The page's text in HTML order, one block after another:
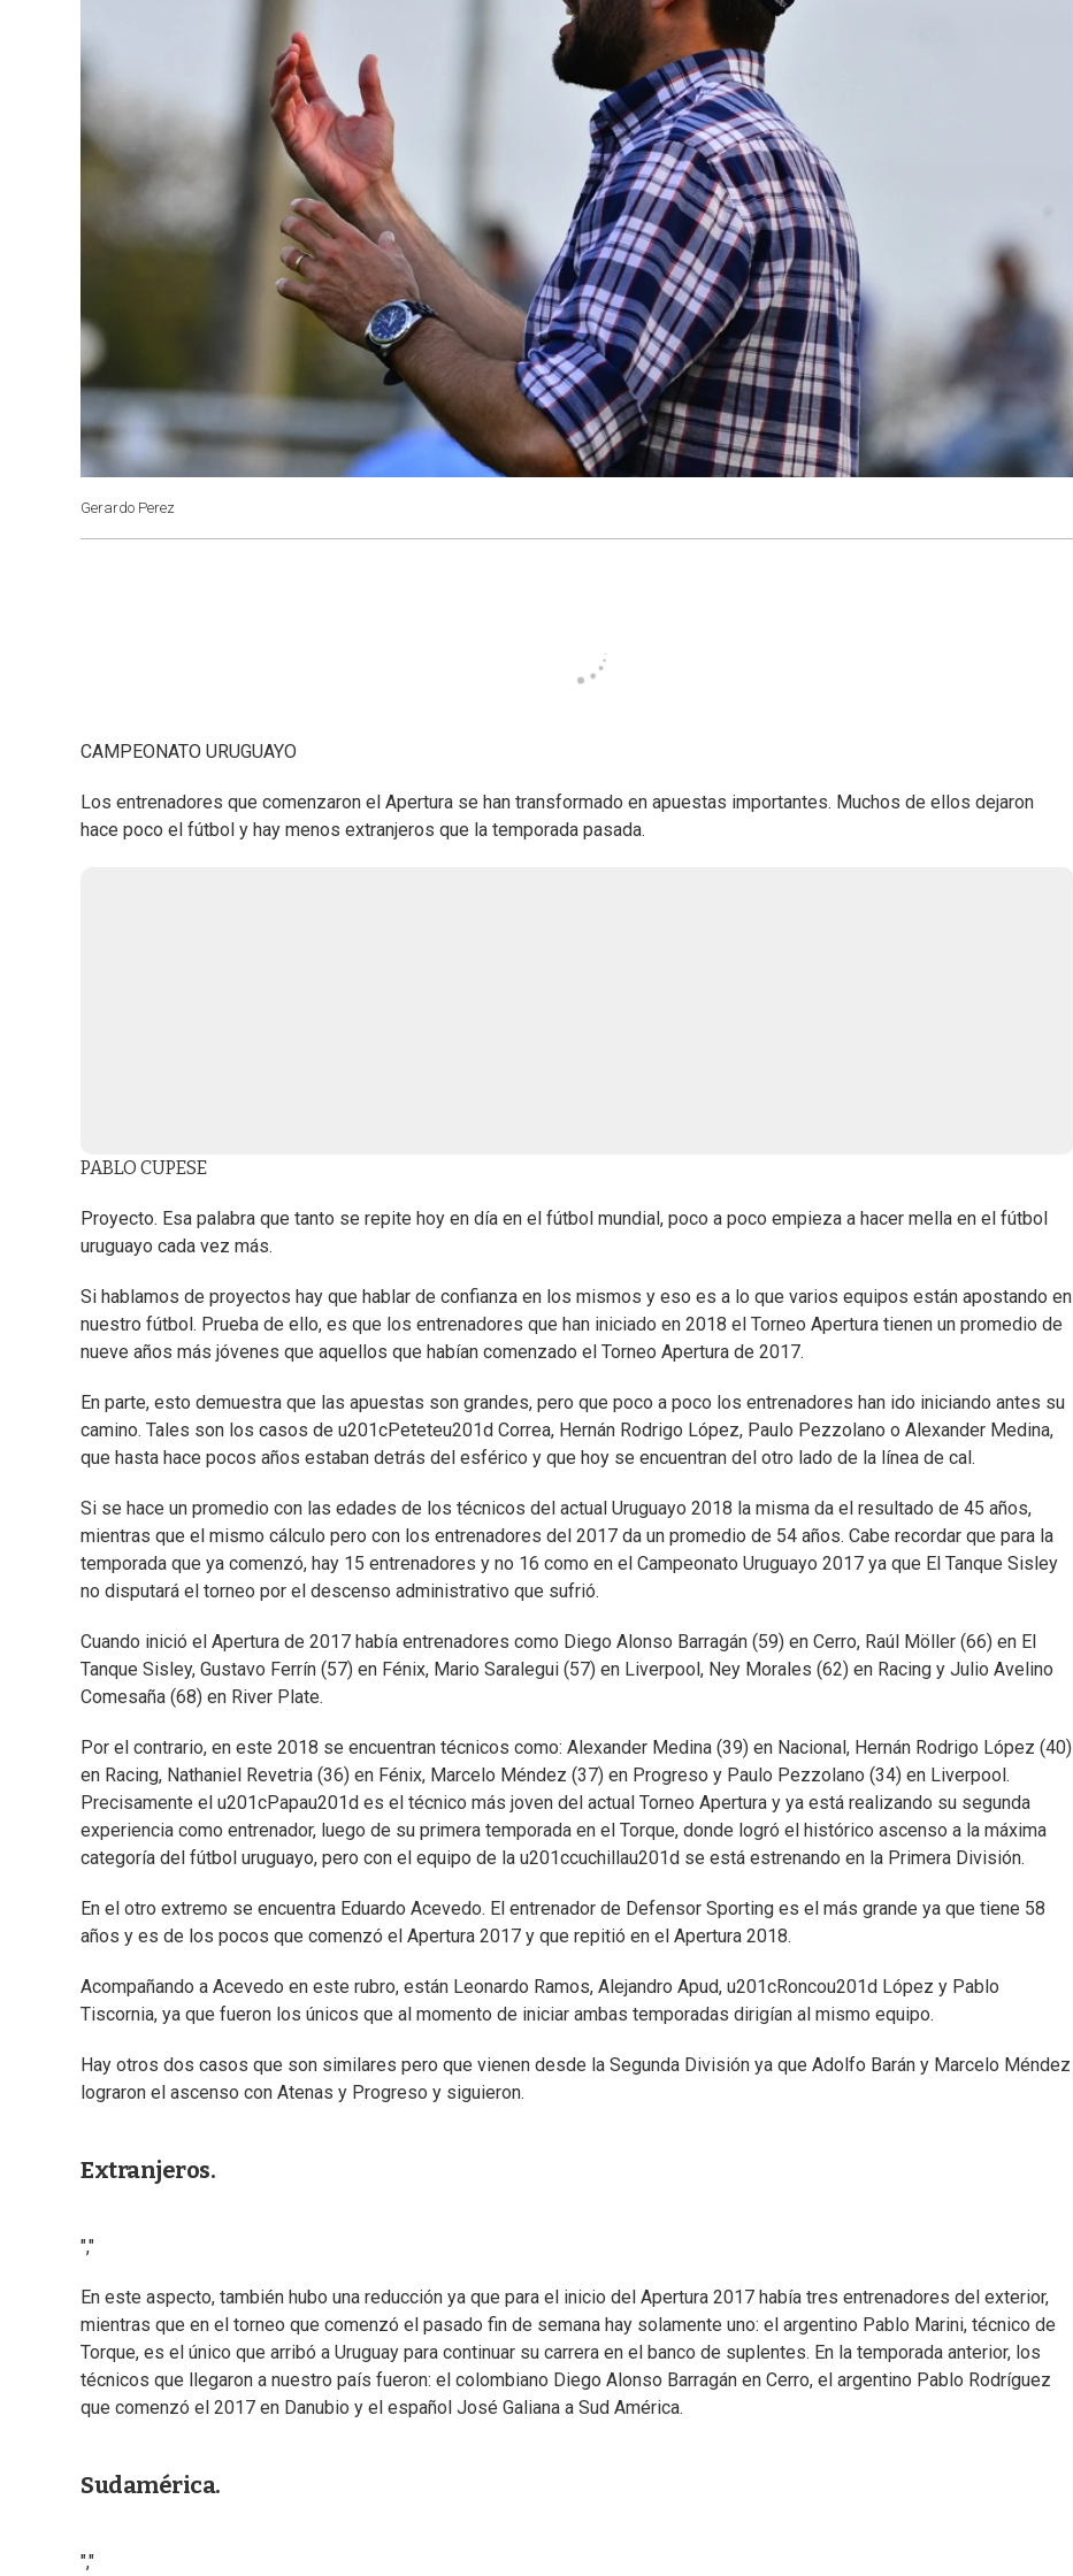
Gerardo Perez
CAMPEONATO URUGUAYO
Los entrenadores que comenzaron el Apertura se han transformado en apuestas importantes. Muchos de ellos dejaron
hace poco el fútbol y hay menos extranjeros que la temporada pasada.
PABLO CUPESE
Proyecto. Esa palabra que tanto se repite hoy en día en el fútbol mundial, poco a poco empieza a hacer mella en el fútbol
uruguayo cada vez más.
Si hablamos de proyectos hay que hablar de confianza en los mismos y eso es a lo que varios equipos están apostando en
nuestro fútbol. Prueba de ello, es que los entrenadores que han iniciado en 2018 el Torneo Apertura tienen un promedio de
nueve años más jóvenes que aquellos que habían comenzado el Torneo Apertura de 2017.
En parte, esto demuestra que las apuestas son grandes, pero que poco a poco los entrenadores han ido iniciando antes su
camino. Tales son los casos de u201cPeteteu201d Correa, Hernán Rodrigo López, Paulo Pezzolano o Alexander Medina,
que hasta hace pocos años estaban detrás del esférico y que hoy se encuentran del otro lado de la línea de cal.
Si se hace un promedio con las edades de los técnicos del actual Uruguayo 2018 la misma da el resultado de 45 años,
mientras que el mismo cálculo pero con los entrenadores del 2017 da un promedio de 54 años. Cabe recordar que para la
temporada que ya comenzó, hay 15 entrenadores y no 16 como en el Campeonato Uruguayo 2017 ya que El Tanque Sisley
no disputará el torneo por el descenso administrativo que sufrió.
Cuando inició el Apertura de 2017 había entrenadores como Diego Alonso Barragán (59) en Cerro, Raúl Möller (66) en El
Tanque Sisley, Gustavo Ferrín (57) en Fénix, Mario Saralegui (57) en Liverpool, Ney Morales (62) en Racing y Julio Avelino
Comesaña (68) en River Plate.
Por el contrario, en este 2018 se encuentran técnicos como: Alexander Medina (39) en Nacional, Hernán Rodrigo López (40)
en Racing, Nathaniel Revetria (36) en Fénix, Marcelo Méndez (37) en Progreso y Paulo Pezzolano (34) en Liverpool.
Precisamente el u201cPapau201d es el técnico más joven del actual Torneo Apertura y ya está realizando su segunda
experiencia como entrenador, luego de su primera temporada en el Torque, donde logró el histórico ascenso a la máxima
categoría del fútbol uruguayo, pero con el equipo de la u201ccuchillau201d se está estrenando en la Primera División.
En el otro extremo se encuentra Eduardo Acevedo. El entrenador de Defensor Sporting es el más grande ya que tiene 58
años y es de los pocos que comenzó el Apertura 2017 y que repitió en el Apertura 2018.
Acompañando a Acevedo en este rubro, están Leonardo Ramos, Alejandro Apud, u201cRoncou201d López y Pablo
Tiscornia, ya que fueron los únicos que al momento de iniciar ambas temporadas dirigían al mismo equipo.
Hay otros dos casos que son similares pero que vienen desde la Segunda División ya que Adolfo Barán y Marcelo Méndez
lograron el ascenso con Atenas y Progreso y siguieron.
Extranjeros.
","
En este aspecto, también hubo una reducción ya que para el inicio del Apertura 2017 había tres entrenadores del exterior,
mientras que en el torneo que comenzó el pasado fin de semana hay solamente uno: el argentino Pablo Marini, técnico de
Torque, es el único que arribó a Uruguay para continuar su carrera en el banco de suplentes. En la temporada anterior, los
técnicos que llegaron a nuestro país fueron: el colombiano Diego Alonso Barragán en Cerro, el argentino Pablo Rodríguez
que comenzó el 2017 en Danubio y el español José Galiana a Sud América.
Sudamérica.
","